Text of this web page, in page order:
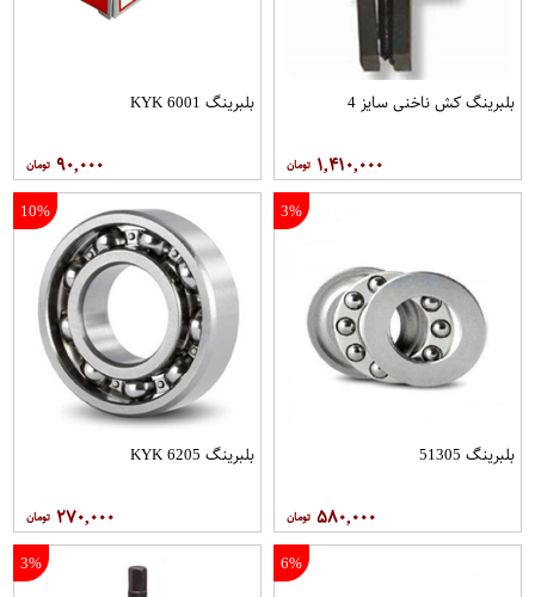
بلبرینگ کش ناخنی سایز 4
۱,۴۱۰,۰۰۰
بلبرینگ 6001 KYK
۹۰,۰۰۰
3%
بلبرینگ 51305
۵۸۰,۰۰۰
10%
بلبرینگ 6205 KYK
۲۷۰,۰۰۰
6%
3%